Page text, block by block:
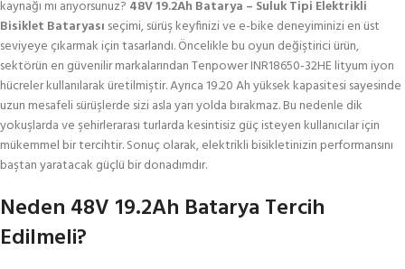
kaynağı mı arıyorsunuz? 48V 19.2Ah Batarya – Suluk Tipi Elektrikli
Bisiklet Bataryası seçimi, sürüş keyfinizi ve e-bike deneyiminizi en üst
seviyeye çıkarmak için tasarlandı. Öncelikle bu oyun değiştirici ürün,
sektörün en güvenilir markalarından Tenpower INR18650-32HE lityum iyon
hücreler kullanılarak üretilmiştir. Ayrıca 19.20 Ah yüksek kapasitesi sayesinde
uzun mesafeli sürüşlerde sizi asla yarı yolda bırakmaz. Bu nedenle dik
yokuşlarda ve şehirlerarası turlarda kesintisiz güç isteyen kullanıcılar için
mükemmel bir tercihtir. Sonuç olarak, elektrikli bisikletinizin performansını
baştan yaratacak güçlü bir donadımdır.
Neden 48V 19.2Ah Batarya Tercih
Edilmeli?